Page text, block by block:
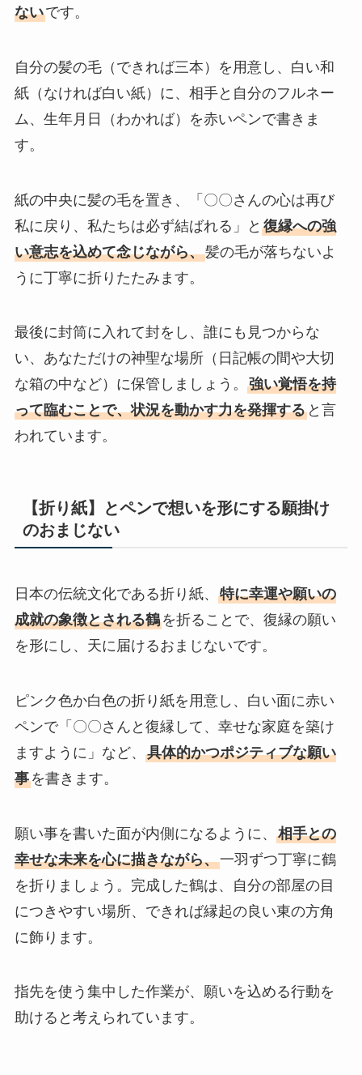
ないです。
自分の髪の毛（できれば三本）を用意し、白い和
紙（なければ白い紙）に、相手と自分のフルネー
ム、生年月日（わかれば）を赤いペンで書きま
す。
紙の中央に髪の毛を置き、「〇〇さんの心は再び
私に戻り、私たちは必ず結ばれる」と 復縁への強
い意志を込めて念じながら、髪の毛が落ちないよ
うに丁寧に折りたたみます。
最後に封筒に入れて封をし、誰にも見つからな
い、あなただけの神聖な場所（日記帳の間や大切
な箱の中など）に保管しましょう。 強い覚悟を持
って臨むことで、状況を動かす力を発揮すると言
われています。
【折り紙】とペンで想いを形にする願掛け
のおまじない
日本の伝統文化である折り紙、 特に幸運や願いの
成就の象徴とされる鶴を折ることで、復縁の願い
を形にし、天に届けるおまじないです。
ピンク色か白色の折り紙を用意し、白い面に赤い
ペンで「〇〇さんと復縁して、幸せな家庭を築け
ますように」など、 具体的かつポジティブな願い
事を書きます。
願い事を書いた面が内側になるように、 相手との
幸せな未来を心に描きながら、一羽ずつ丁寧に鶴
を折りましょう。完成した鶴は、自分の部屋の目
につきやすい場所、できれば縁起の良い東の方角
に飾ります。
指先を使う集中した作業が、願いを込める行動を
助けると考えられています。